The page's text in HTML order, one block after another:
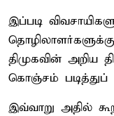
இப்படி
திமுகவின் அறிய
கொஞ்சம் படித்துப்
இவ்வாறு அதில்